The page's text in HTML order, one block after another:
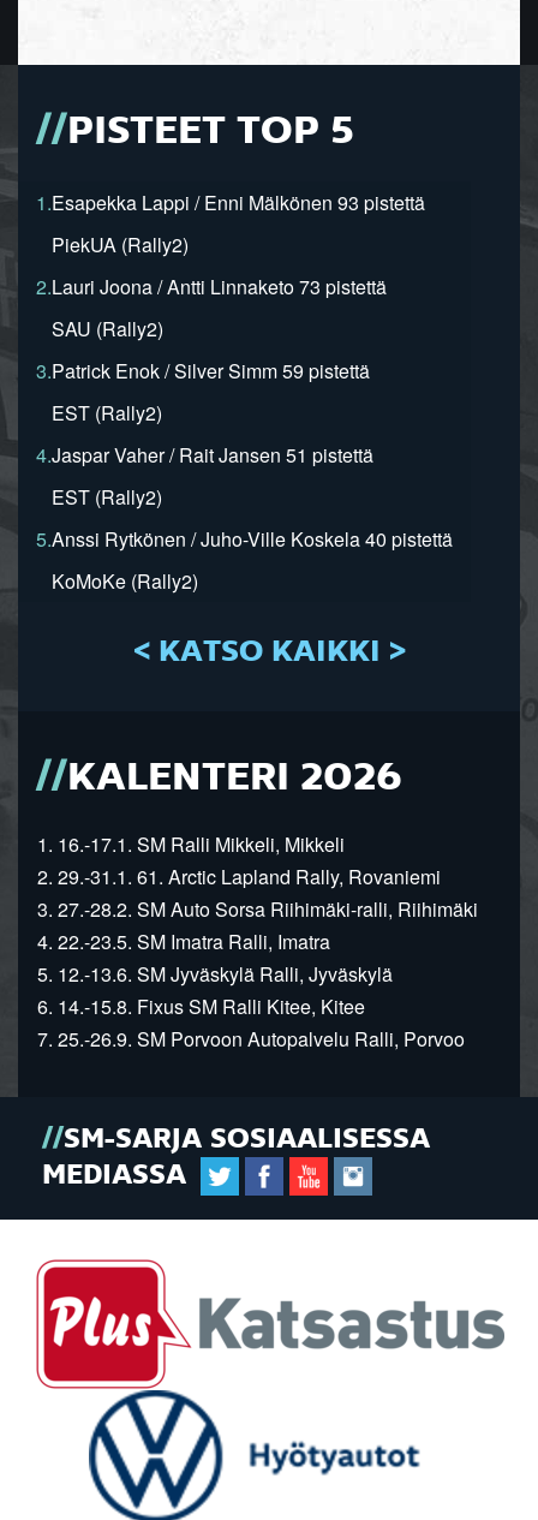
PISTEET TOP 5
1.Esapekka Lappi / Enni Mälkönen 93 pistettä
PiekUA (Rally2)
2.Lauri Joona / Antti Linnaketo 73 pistettä
SAU (Rally2)
3.Patrick Enok / Silver Simm 59 pistettä
EST (Rally2)
4.Jaspar Vaher / Rait Jansen 51 pistettä
EST (Rally2)
5.Anssi Rytkönen / Juho-Ville Koskela 40 pistettä
KoMoKe (Rally2)
< KATSO KAIKKI >
KALENTERI 2026
1. 16.-17.1. SM Ralli Mikkeli, Mikkeli
2. 29.-31.1. 61. Arctic Lapland Rally, Rovaniemi
3. 27.-28.2. SM Auto Sorsa Riihimäki-ralli, Riihimäki
4. 22.-23.5. SM Imatra Ralli, Imatra
5. 12.-13.6. SM Jyväskylä Ralli, Jyväskylä
6. 14.-15.8. Fixus SM Ralli Kitee, Kitee
7. 25.-26.9. SM Porvoon Autopalvelu Ralli, Porvoo
SM-SARJA SOSIAALISESSA
MEDIASSA